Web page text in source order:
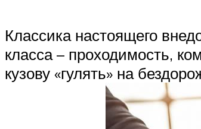
Классика настоящего
класса – проходимость,
кузову «гулять» на